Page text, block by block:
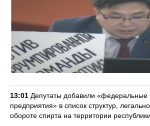
13:01 Депутаты добавили «федеральные
предприятия» в список структур,
обороте спирта на территории республики.